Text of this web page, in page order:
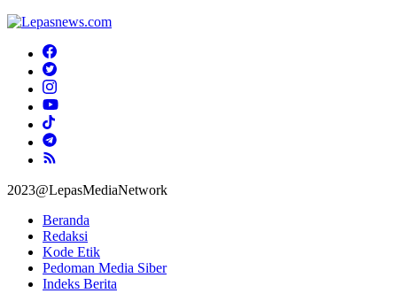
2023@LepasMediaNetwork
Beranda
Redaksi
Kode Etik
Pedoman Media Siber
Indeks Berita